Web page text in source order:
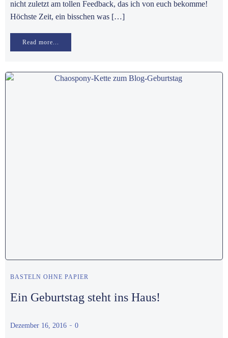
nicht zuletzt am tollen Feedback, das ich von euch bekomme!
Höchste Zeit, ein bisschen was […]
Read more...
BASTELN OHNE PAPIER
Ein Geburtstag steht ins Haus!
Dezember 16, 2016 - 0